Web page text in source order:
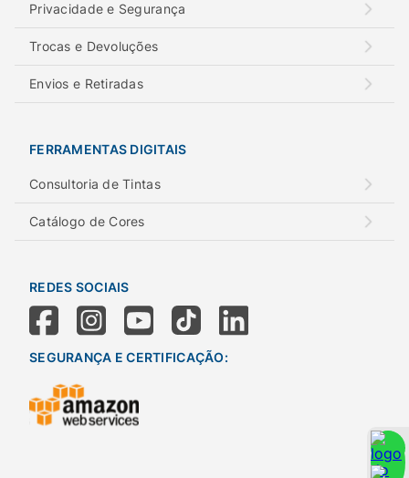
Privacidade e Segurança
Trocas e Devoluções
Envios e Retiradas
FERRAMENTAS DIGITAIS
Consultoria de Tintas
Catálogo de Cores
REDES SOCIAIS
SEGURANÇA E CERTIFICAÇÃO: